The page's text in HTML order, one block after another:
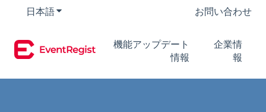
日本語翻訳のサブメニューを表示 お問い合わせ
機能アップデート
情報
企業情
報